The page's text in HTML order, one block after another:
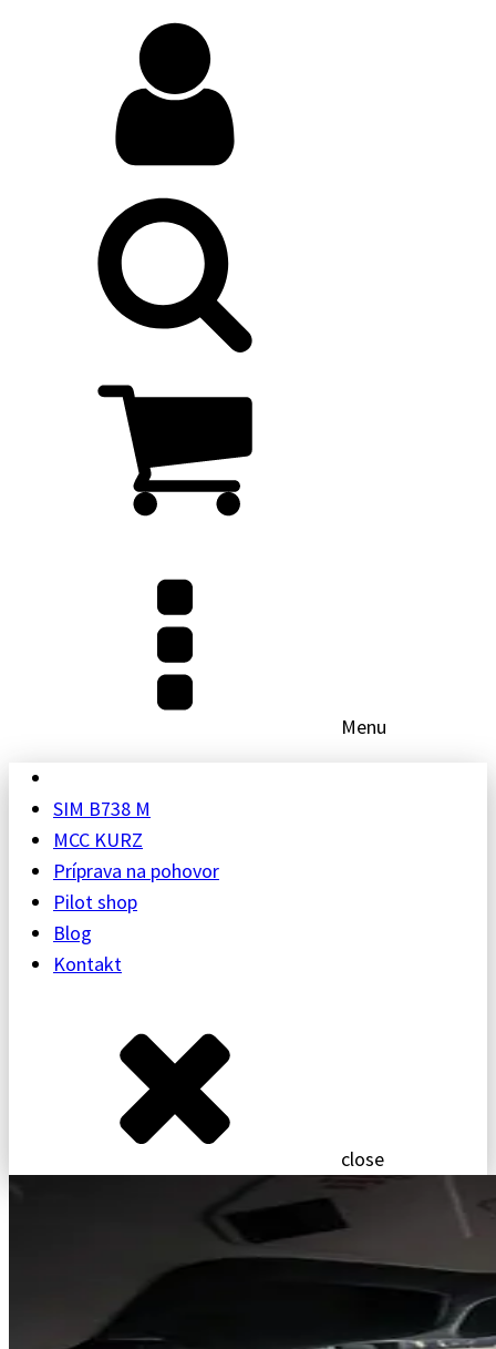
Menu
SIM B738 M
MCC KURZ
Príprava na pohovor
Pilot shop
Blog
Kontakt
close